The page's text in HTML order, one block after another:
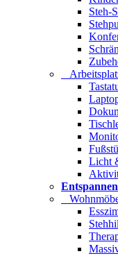
Steh-
Licht
Entspannen